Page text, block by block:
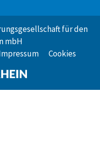
für den
mbH
Cookies